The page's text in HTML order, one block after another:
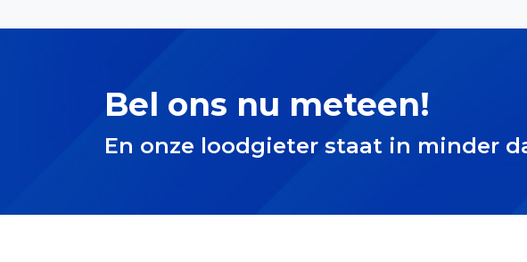
Bel ons nu meteen!
En onze loodgieter staat in minder